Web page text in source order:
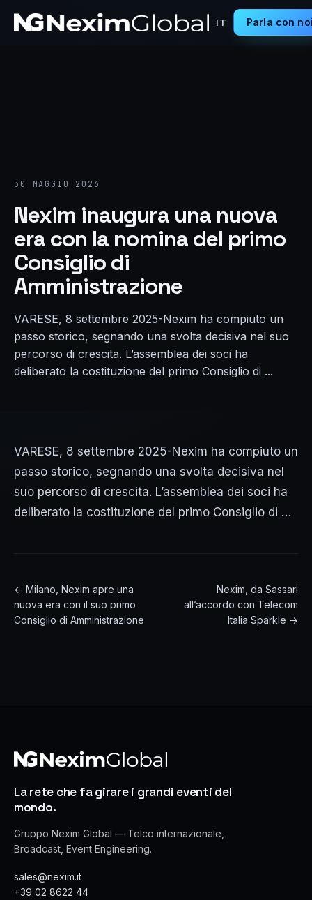
IT Parla con
30 MAGGIO 2026
Nexim inaugura una nuova
era con la nomina del primo
Consiglio di
Amministrazione
VARESE, 8 settembre 2025-Nexim ha compiuto un
passo storico, segnando una svolta decisiva nel suo
percorso di crescita. L’assemblea dei soci ha
deliberato la costituzione del primo Consiglio di ...
VARESE, 8 settembre 2025-Nexim ha compiuto un
passo storico, segnando una svolta decisiva nel
suo percorso di crescita. L’assemblea dei soci ha
deliberato la costituzione del primo Consiglio di …
← Milano, Nexim apre una
nuova era con il suo primo
Consiglio di Amministrazione
Nexim, da Sassari
all’accordo con Telecom
Italia Sparkle →
La rete che fa girare i grandi eventi del
mondo.
Gruppo Nexim Global — Telco internazionale,
Broadcast, Event Engineering.
sales@nexim.it
+39 02 8622 44